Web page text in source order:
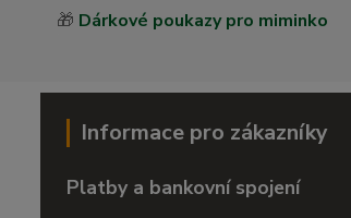
🎁 Dárkové poukazy pro miminko
Informace pro zákazníky
Platby a bankovní spojení